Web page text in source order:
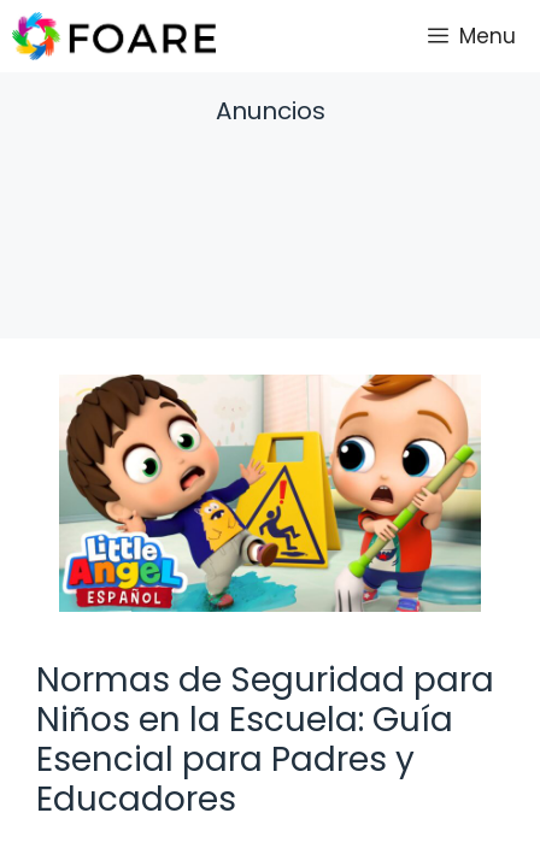
Saltar
al
Menu
Anuncios
Normas de Seguridad para
Niños en la Escuela: Guía
Esencial para Padres y
Educadores